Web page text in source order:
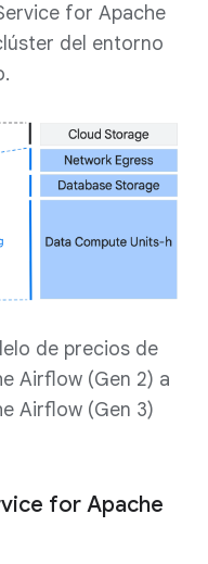
for Apache
del entorno
de precios de
Airflow (Gen 2) a
Airflow (Gen 3)
for Apache